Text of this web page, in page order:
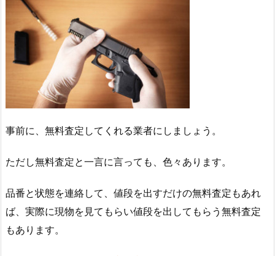
事前に、無料査定してくれる業者にしましょう。
ただし無料査定と一言に言っても、色々あります。
品番と状態を連絡して、値段を出すだけの無料査定もあれ
ば、実際に現物を見てもらい値段を出してもらう無料査定
もあります。